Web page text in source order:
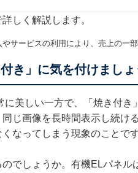
しく解説します。
サービスの利用により、売上の一
き」に気を付けましょ
美しい一方で、「焼き付
じ画像を長時間表示し続け
なってしまう現象のことです
でしょうか。有機ELパネル